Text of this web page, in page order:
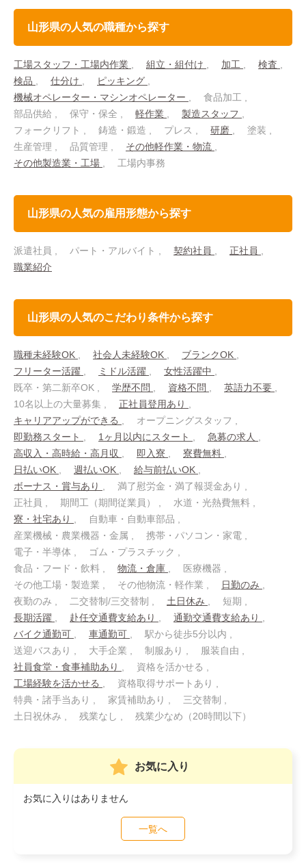
山形県の人気の職種から探す
工場スタッフ・工場内作業 組立・組付け 加工
検査
検品
仕分け
ピッキング
機械オペレーター・マシンオペレーター
食品加工
部品供給
保守・保全 軽作業
製造スタッフ
フォークリフト
鋳造・鍛造 プレス 研磨
塗装
生産管理
品質管理
その他軽作業・物流
その他製造業・工場
工場内事務
山形県の人気の雇用形態から探す
派遣社員 パート・アルバイト 契約社員
正社員
職業紹介
山形県の人気のこだわり条件から探す
職種未経験OK 社会人未経験OK
ブランクOK
フリーター活躍
ミドル活躍
女性活躍中
既卒・第二新卒OK
学歴不問 資格不問
英語力不要
10名以上の大量募集
正社員登用あり
キャリアアップができる
オープニングスタッフ
即勤務スタート
1ヶ月以内にスタート
急募の求人
高収入・高時給・高月収
即入寮
寮費無料
日払いOK
週払いOK
給与前払いOK
ボーナス・賞与あり
満了慰労金・満了報奨金あり
正社員
期間工（期間従業員）
水道・光熱費無料
寮・社宅あり
自動車・自動車部品
産業機械・農業機器・金属
携帯・パソコン・家電
電子・半導体
ゴム・プラスチック
食品・フード・飲料
物流・倉庫
医療機器
その他工場・製造業
その他物流・軽作業
日勤のみ
夜勤のみ
二交替制/三交替制 土日休み
短期
長期活躍
赴任交通費支給あり
通勤交通費支給あり
バイク通勤可
車通勤可
駅から徒歩5分以内
送迎バスあり
大手企業 制服あり
服装自由
社員食堂・食事補助あり
資格を活かせる
工場経験を活かせる
資格取得サポートあり
特典・諸手当あり
家賃補助あり
三交替制
土日祝休み
残業なし 残業少なめ（20時間以下）
お気に入り
お気に入りはありません
一覧へ